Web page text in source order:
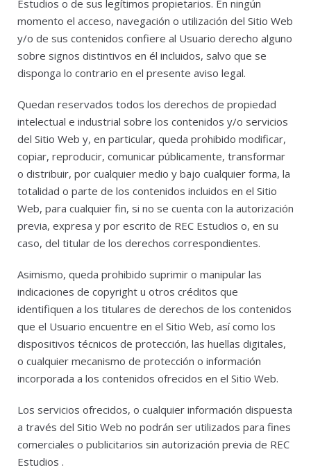
Estudios o de sus legítimos propietarios. En ningún
momento el acceso, navegación o utilización del Sitio Web
y/o de sus contenidos confiere al Usuario derecho alguno
sobre signos distintivos en él incluidos, salvo que se
disponga lo contrario en el presente aviso legal.
Quedan reservados todos los derechos de propiedad
intelectual e industrial sobre los contenidos y/o servicios
del Sitio Web y, en particular, queda prohibido modificar,
copiar, reproducir, comunicar públicamente, transformar
o distribuir, por cualquier medio y bajo cualquier forma, la
totalidad o parte de los contenidos incluidos en el Sitio
Web, para cualquier fin, si no se cuenta con la autorización
previa, expresa y por escrito de REC Estudios o, en su
caso, del titular de los derechos correspondientes.
Asimismo, queda prohibido suprimir o manipular las
indicaciones de copyright u otros créditos que
identifiquen a los titulares de derechos de los contenidos
que el Usuario encuentre en el Sitio Web, así como los
dispositivos técnicos de protección, las huellas digitales,
o cualquier mecanismo de protección o información
incorporada a los contenidos ofrecidos en el Sitio Web.
Los servicios ofrecidos, o cualquier información dispuesta
a través del Sitio Web no podrán ser utilizados para fines
comerciales o publicitarios sin autorización previa de REC
Estudios .